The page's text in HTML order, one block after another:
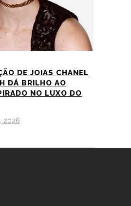
DE JOIAS CHANEL
DÁ BRILHO AO
NO LUXO DO
2026